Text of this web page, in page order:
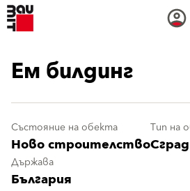
Ем билдинг
Състояние на обекта
Ново строителство
Тип на
Държава
България